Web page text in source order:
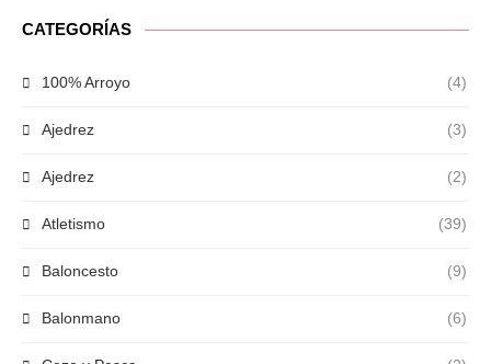
CATEGORÍAS
100% Arroyo (4)
Ajedrez (3)
Ajedrez (2)
Atletismo (39)
Baloncesto (9)
Balonmano (6)